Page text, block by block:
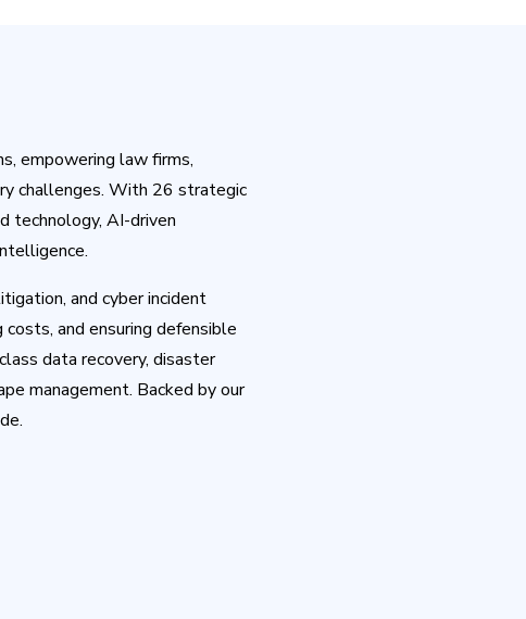
empowering law firms,
challenges. With 26 strategic
technology, AI-driven
and cyber incident
and ensuring defensible
data recovery, disaster
management. Backed by our